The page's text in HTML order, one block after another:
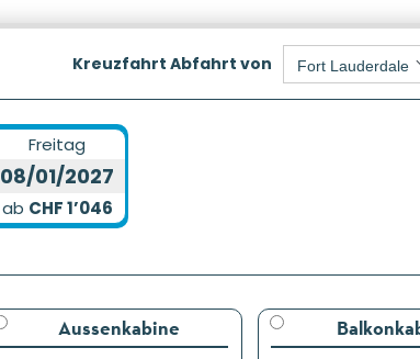
Kreuzfahrt Abfahrt von
Freitag
08/01/2027
ab CHF 1’046
Aussenkabine